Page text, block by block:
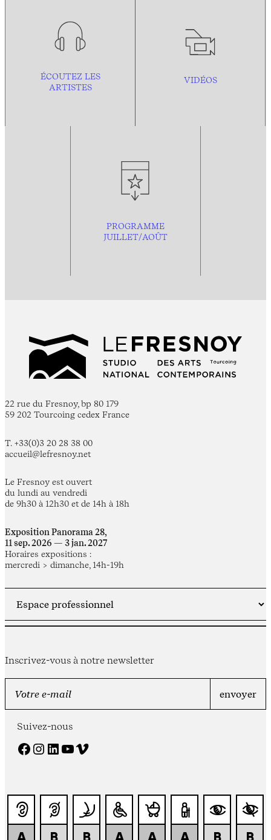
ÉCOUTEZ LES
ARTISTES
VIDÉOS
PROGRAMME
JUILLET/AOÛT
22 rue du Fresnoy, bp 80 179
59 202 Tourcoing cedex France
T. +33(0)3 20 28 38 00
accueil@lefresnoy.net
Le Fresnoy est ouvert
du lundi au vendredi
de 9h30 à 12h30 et de 14h à 18h
Exposition Panorama 28,
11 sep. 2026 — 3 jan. 2027
Horaires expositions :
mercredi > dimanche, 14h-19h
Inscrivez-vous à notre newsletter
Suivez-nous
Facebook Instagram LinkedIn YouTube Vimeo